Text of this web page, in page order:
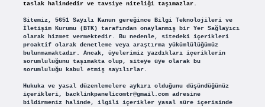
taslak halindedir ve tavsiye niteliği taşımazlar.
Sitemiz, 5651 Sayılı Kanun gereğince Bilgi Teknolojileri ve
İletişim Kurumu (BTK) tarafından onaylanmış bir Yer Sağlayıcı
olarak hizmet vermektedir. Bu nedenle, sitedeki içerikleri
proaktif olarak denetleme veya araştırma yükümlülüğümüz
bulunmamaktadır. Ancak, üyelerimiz yazdıkları içeriklerin
sorumluluğunu taşımakta olup, siteye üye olarak bu
sorumluluğu kabul etmiş sayılırlar.
Hukuka ve yasal düzenlemelere aykırı olduğunu düşündüğünüz
içerikleri, backlinkpanelicomtr@gmail.comadresine
bildirmeniz halinde, ilgili içerikler yasal süre içerisinde